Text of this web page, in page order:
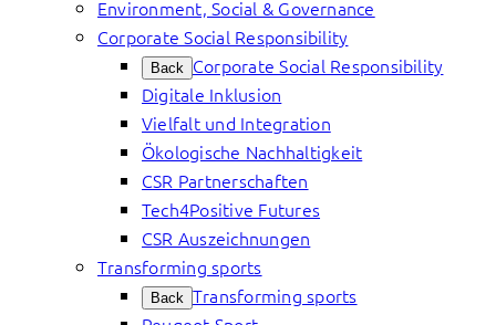
Environment, Social & Governance
Corporate Social Responsibility
Back Corporate Social Responsibility
Digitale Inklusion
Vielfalt und Integration
Ökologische Nachhaltigkeit
CSR Partnerschaften
Tech4Positive Futures
CSR Auszeichnungen
Transforming sports
Back Transforming sports